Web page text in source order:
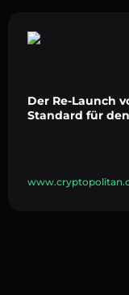
Der Re-Launch
Standard für